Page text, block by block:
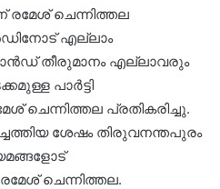
ചെന്നിത്തല
എല്ലാം
തീരുമാനം എല്ലാവരും
പാര്‍ട്ടി
ചെന്നിത്തല പ്രതികരിച്ചു.
ശേഷം തിരുവനന്തപുരം
ചെന്നിത്തല.